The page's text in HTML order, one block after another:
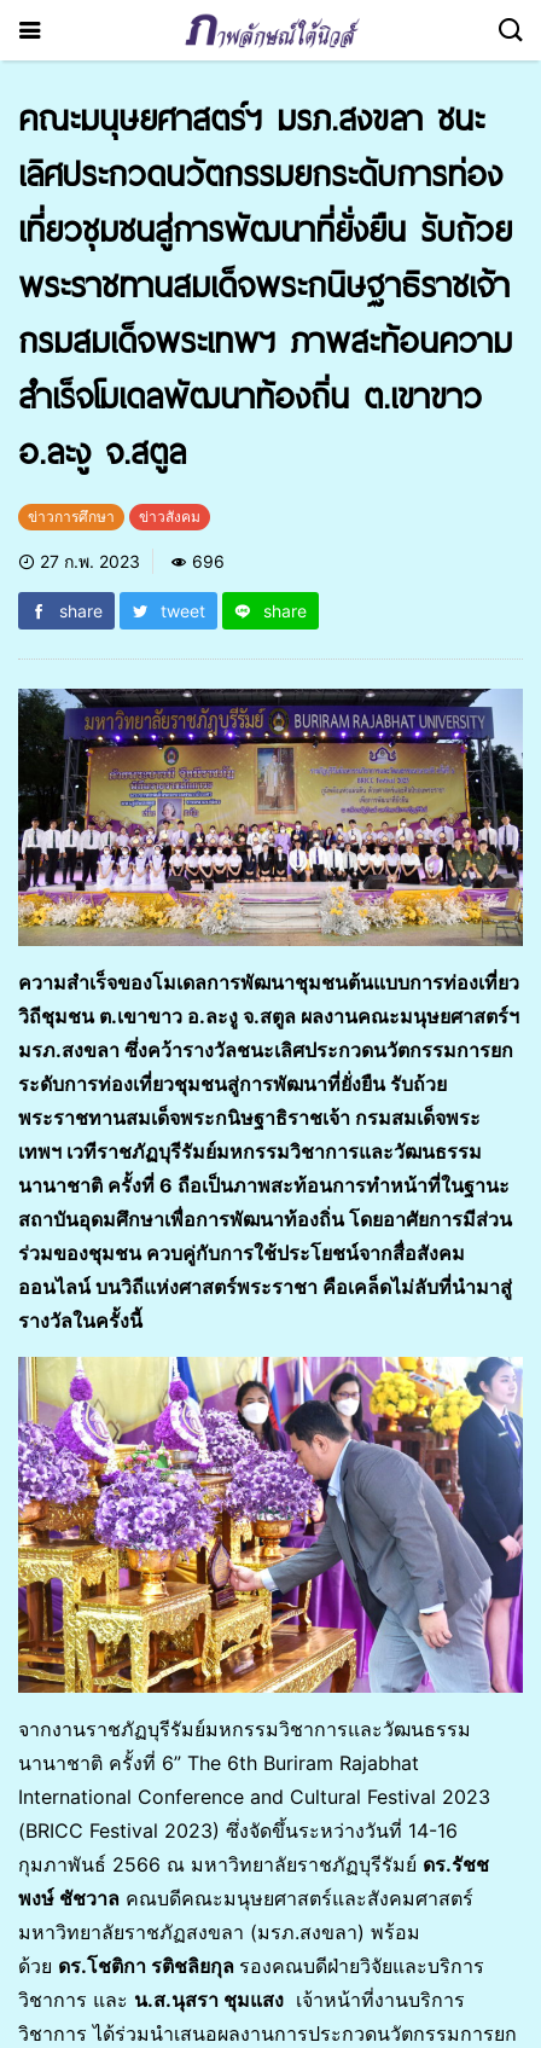
คณะมนุษยศาสตร์ฯ มรภ.สงขลา ชนะ
เลิศประกวดนวัตกรรมยกระดับการท่อง
เที่ยวชุมชนสู่การพัฒนาที่ยั่งยืน รับถ้วย
พระราชทานสมเด็จพระกนิษฐาธิราชเจ้า
กรมสมเด็จพระเทพฯ ภาพสะท้อนความ
สำเร็จโมเดลพัฒนาท้องถิ่น ต.เขาขาว
อ.ละงู จ.สตูล
ข่าวการศึกษา ข่าวสังคม
27 ก.พ. 2023 696
share tweet share
ความสำเร็จของโมเดลการพัฒนาชุมชนต้นแบบการท่องเที่ยว
วิถีชุมชน ต.เขาขาว อ.ละงู จ.สตูล ผลงานคณะมนุษยศาสตร์ฯ
มรภ.สงขลา ซึ่งคว้ารางวัลชนะเลิศประกวดนวัตกรรมการยก
ระดับการท่องเที่ยวชุมชนสู่การพัฒนาที่ยั่งยืน รับถ้วย
พระราชทานสมเด็จพระกนิษฐาธิราชเจ้า กรมสมเด็จพระ
เทพฯ เวทีราชภัฏบุรีรัมย์มหกรรมวิชาการและวัฒนธรรม
นานาชาติ ครั้งที่ 6 ถือเป็นภาพสะท้อนการทำหน้าที่ในฐานะ
สถาบันอุดมศึกษาเพื่อการพัฒนาท้องถิ่น โดยอาศัยการมีส่วน
ร่วมของชุมชน ควบคู่กับการใช้ประโยชน์จากสื่อสังคม
ออนไลน์ บนวิถีแห่งศาสตร์พระราชา คือเคล็ดไม่ลับที่นำมาสู่
รางวัลในครั้งนี้
จากงานราชภัฏบุรีรัมย์มหกรรมวิชาการและวัฒนธรรม
นานาชาติ ครั้งที่ 6” The 6th Buriram Rajabhat
International Conference and Cultural Festival 2023
(BRICC Festival 2023) ซึ่งจัดขึ้นระหว่างวันที่ 14-16
กุมภาพันธ์ 2566 ณ มหาวิทยาลัยราชภัฏบุรีรัมย์ ดร.รัชช
พงษ์ ชัชวาล คณบดีคณะมนุษยศาสตร์และสังคมศาสตร์
มหาวิทยาลัยราชภัฏสงขลา (มรภ.สงขลา) พร้อม
ด้วย ดร.โชติกา รติชลิยกุล รองคณบดีฝ่ายวิจัยและบริการ
วิชาการ และ น.ส.นุสรา ชุมแสง เจ้าหน้าที่งานบริการ
วิชาการ ได้ร่วมนำเสนอผลงานการประกวดนวัตกรรมการยก